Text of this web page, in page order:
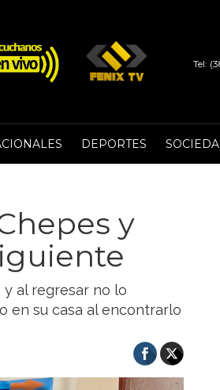
Tel:
DEPORTES
y
al regresar no lo
en su casa al encontrarlo